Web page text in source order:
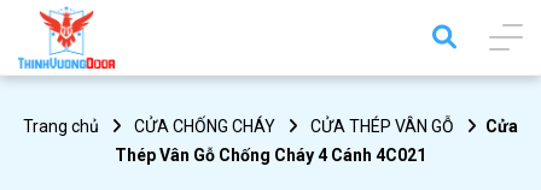
Trang chủ CỬA CHỐNG CHÁY CỬA THÉP VÂN GỖ
Cửa
Thép Vân Gỗ Chống Cháy 4 Cánh 4C021